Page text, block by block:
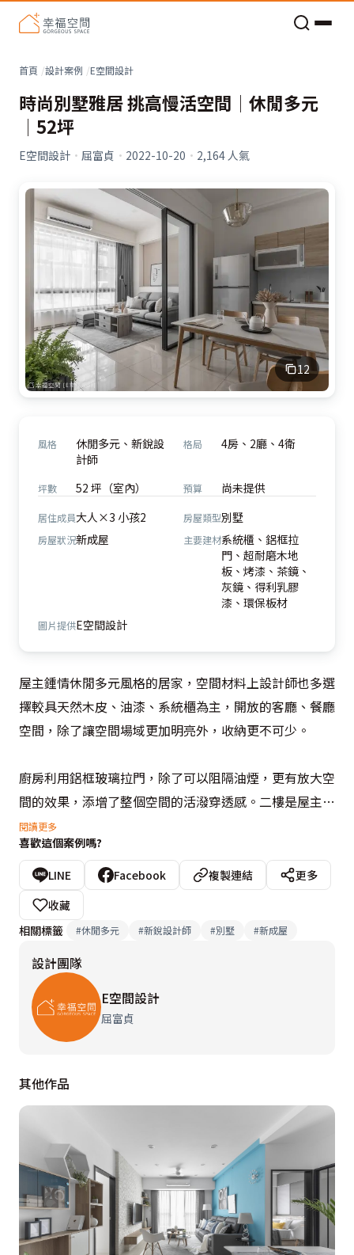
首頁 設計案例 E空間設計
時尚別墅雅居 挑高慢活空間│休閒多元
│52坪
E空間設計 · 屈富貞 · 2022-10-20 · 2,164人氣
12
風格
休閒多元、新銳設
計師
格局 4房、2廳、4衛
坪數 52 坪（室內） 預算 尚未提供
居住成員大人×3 小孩2 房屋類型別墅
房屋狀況新成屋 主要建材系統櫃、鋁框拉
門、超耐磨木地
板、烤漆、茶鏡、
灰鏡、得利乳膠
漆、環保板材
圖片提供E空間設計
屋主鍾情休閒多元風格的居家，空間材料上設計師也多選
擇較具天然木皮、油漆、系統櫃為主，開放的客廳、餐廳
空間，除了讓空間場域更加明亮外，收納更不可少。
廚房利用鋁框玻璃拉門，除了可以阻隔油煙，更有放大空
間的效果，添增了整個空間的活潑穿透感。二樓是屋主一
家主要生活的空間，E空間設計師多加了大理石紋路元
素，讓整個空間的層次更加深，主臥是女屋主的小天地，
溫馨的木質簡約線條，譜出優雅舒適的舒心時光！
設計概念文字為【E空間設計】提供
閱讀更多
喜歡這個案例嗎?
LINE Facebook 複製連結
更多
收藏
相關標籤
#休閒多元 #新銳設計師 #別墅 #新成屋
設計團隊
E空間設計
屈富貞
其他作品